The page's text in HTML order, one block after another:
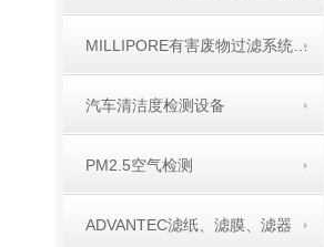
MILLIPORE有害废物过滤系统TCLP产品
汽车清洁度检测设备
PM2.5空气检测
ADVANTEC滤纸、滤膜、滤器